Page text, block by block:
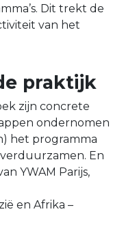
Dit trekt de
van het
praktijk
zijn concrete
ondernomen
het programma
verduurzamen. En
YWAM Parijs,
en Afrika –